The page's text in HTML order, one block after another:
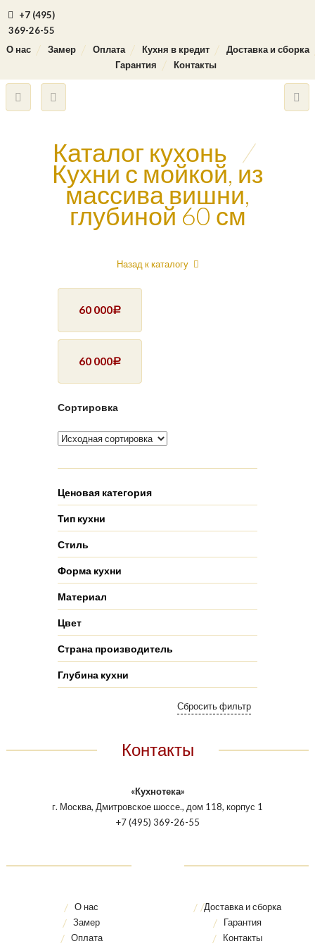
+7 (495)
369-26-55
О нас
Замер Оплата Кухня в кредит
Доставка и сборка
Гарантия
Контакты
Каталог кухонь /
Кухни с мойкой, из
массива вишни,
глубиной 60 см
Назад к каталогу
60 000Р
60 000Р
Сортировка
Ценовая категория
Тип кухни
Стиль
Форма кухни
Материал
Цвет
Страна производитель
Глубина кухни
Контакты
«Кухнотека»
г. Москва, Дмитровское шоссе., дом 118, корпус 1
+7 (495) 369-26-55
О нас
Замер
Оплата
Доставка и сборка
Гарантия
Контакты